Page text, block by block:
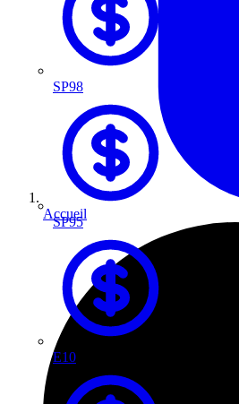
SP98
SP95
E10
Accueil